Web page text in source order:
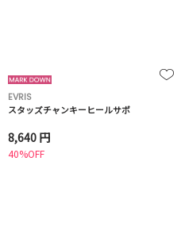
EVRIS
スタッズチャンキーヒールサボ
8,640 円
40%OFF